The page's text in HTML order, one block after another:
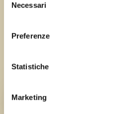
delNecessari
Preferenze
Statistiche
Marketing
TEAM